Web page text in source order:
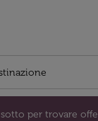
per trovare
date qui sotto